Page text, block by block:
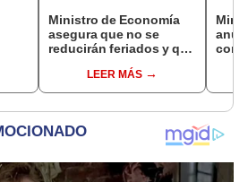
Ministro de Economía
asegura que no se
reducirán feriados y que
aumentará en dos
etapas
LEER MÁS